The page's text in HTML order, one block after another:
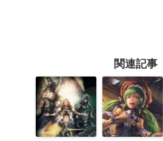
関連記事